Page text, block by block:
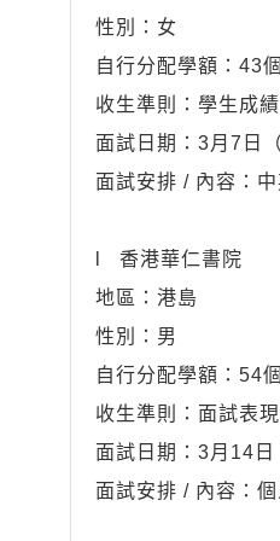
性別：女
自行分配學額：43個
收生準則：學生成
面試日期：3月7日
面試安排 / 內容：
l 香港華仁書院
地區：港島
性別：男
自行分配學額：54個
收生準則：面試表
面試日期：3月14日
面試安排 / 內容：